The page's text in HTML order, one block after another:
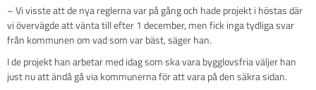
– Vi visste att de nya reglerna var på gång och hade projekt i höstas där
vi övervägde att vänta till efter 1 december, men fick inga tydliga svar
från kommunen om vad som var bäst, säger han.
I de projekt han arbetar med idag som ska vara bygglovsfria väljer han
just nu att ändå gå via kommunerna för att vara på den säkra sidan.